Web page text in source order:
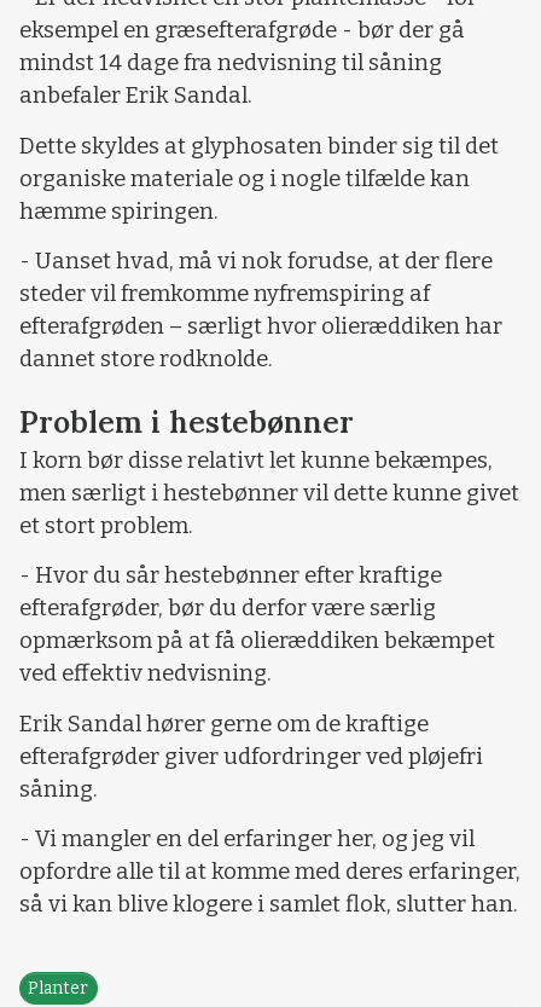
eksempel en græsefterafgrøde - bør der gå
mindst 14 dage fra nedvisning til såning
anbefaler Erik Sandal.
Dette skyldes at glyphosaten binder sig til det
organiske materiale og i nogle tilfælde kan
hæmme spiringen.
- Uanset hvad, må vi nok forudse, at der flere
steder vil fremkomme nyfremspiring af
efterafgrøden – særligt hvor olieræddiken har
dannet store rodknolde.
Problem i hestebønner
I korn bør disse relativt let kunne bekæmpes,
men særligt i hestebønner vil dette kunne givet
et stort problem.
- Hvor du sår hestebønner efter kraftige
efterafgrøder, bør du derfor være særlig
opmærksom på at få olieræddiken bekæmpet
ved effektiv nedvisning.
Erik Sandal hører gerne om de kraftige
efterafgrøder giver udfordringer ved pløjefri
såning.
- Vi mangler en del erfaringer her, og jeg vil
opfordre alle til at komme med deres erfaringer,
så vi kan blive klogere i samlet flok, slutter han.
Planter